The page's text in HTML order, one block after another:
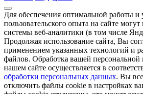
Для обеспечения оптимальной работы и
пользовательского опыта на сайте могут
системы веб-аналитики (в том числе
Продолжая использование сайта, Вы
применением указанных технологий и
файлов. Обработка вашей
нашем сайте осуществляется в
обработки персональных данных. Вы
отключить файлы cookie в настройках